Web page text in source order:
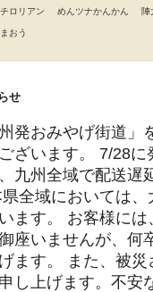
チロリアン めんツナかんかん 陣
まおう
せ
発おみやげ街道」
ざいます。 7/28に
九州全域で配送遅
全域においては、
ます。 お客様には
座いませんが、何
ます。 また、被災
し上げます。不安